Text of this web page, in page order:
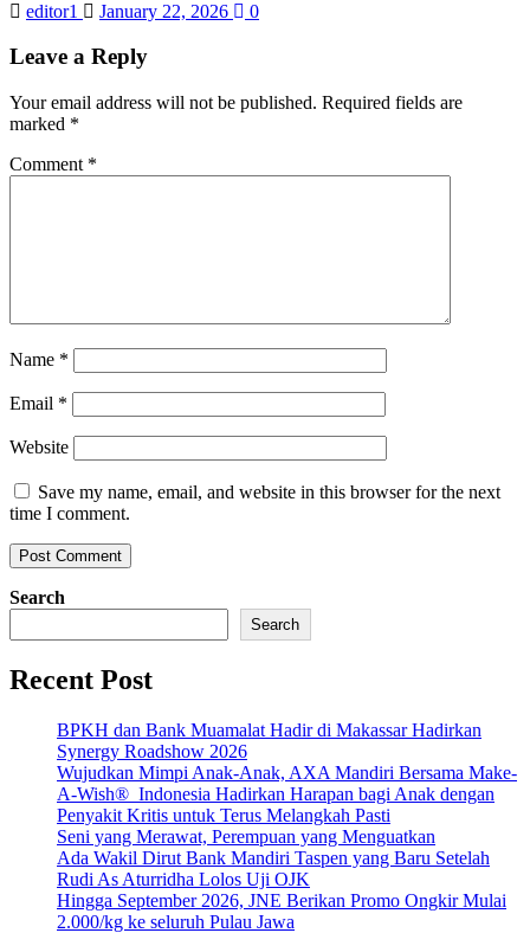
editor1 January 22, 2026 0
Leave a Reply
Your email address will not be published. Required fields are
marked *
Comment *
Name *
Email *
Website
Save my name, email, and website in this browser for the next
time I comment.
Search
Search
Recent Post
BPKH dan Bank Muamalat Hadir di Makassar Hadirkan
Synergy Roadshow 2026
Wujudkan Mimpi Anak-Anak, AXA Mandiri Bersama Make-
A-Wish® Indonesia Hadirkan Harapan bagi Anak dengan
Penyakit Kritis untuk Terus Melangkah Pasti
Seni yang Merawat, Perempuan yang Menguatkan
Ada Wakil Dirut Bank Mandiri Taspen yang Baru Setelah
Rudi As Aturridha Lolos Uji OJK
Hingga September 2026, JNE Berikan Promo Ongkir Mulai
2.000/kg ke seluruh Pulau Jawa